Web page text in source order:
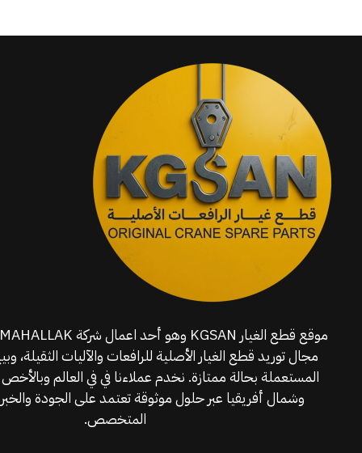
مجال توريد قطع الغيار الأصلية للرافعات والآليات الثقيلة،
المستعملة بحالة ممتازة. نخدم عملاءنا في في العالم
وشمال أفريقيا عبر حلول موثوقة تعتمد على الجودة
المتخصص.